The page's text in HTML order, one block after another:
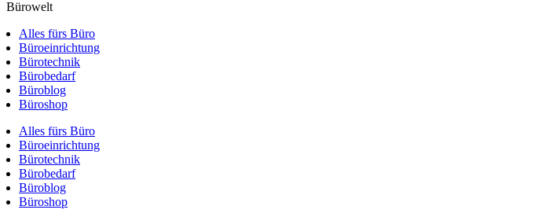
Bürowelt
Alles fürs Büro
Büroeinrichtung
Bürotechnik
Bürobedarf
Büroblog
Büroshop
Alles fürs Büro
Büroeinrichtung
Bürotechnik
Bürobedarf
Büroblog
Büroshop